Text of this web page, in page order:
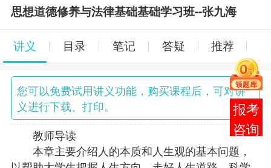
思想道德修养与法律基础基础学习班--张九海
讲义 目录 笔记 答疑 推荐
您可以免费试用讲义功能，购买课程后，可对讲
义进行下载、打印。
教师导读
本章主要介绍人的本质和人生观的基本问题，
在线
客服